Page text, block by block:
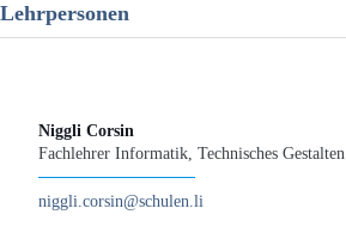
Lehrpersonen
Niggli Corsin
Fachlehrer Informatik, Technisches Gestalten
niggli.corsin@schulen.li